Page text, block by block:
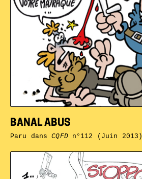
BANAL ABUS
Paru dansCQFDn°112 (Juin 2013)